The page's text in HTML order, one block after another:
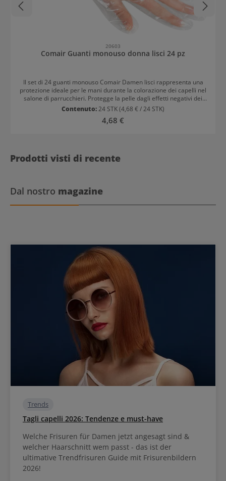
20603
Comair Guanti monouso donna lisci 24 pz
Il set di 24 guanti monouso Comair Damen lisci rappresenta una
protezione ideale per le mani durante la colorazione dei capelli nel
salone di parrucchieri. Protegge la pelle dagli effetti negativi dei
coloranti per capelli. Inoltre, contribuisce a rispettare gli standard
igienici. I guanti monouso lisci e trasparenti in polietilene sono
adatti sia per la mano destra che per quella sinistra delle donne.
Contenuto:24 STK(4,68 € / 24 STK)
Prezzo normale:
4,68 €
Prodotti visti di recente
Dal nostro magazine
Trends
Tagli capelli 2026: Tendenze e must-have
Welche Frisuren für Damen jetzt angesagt sind &
welcher Haarschnitt wem passt - das ist der
ultimative Trendfrisuren Guide mit Frisurenbildern
2026!